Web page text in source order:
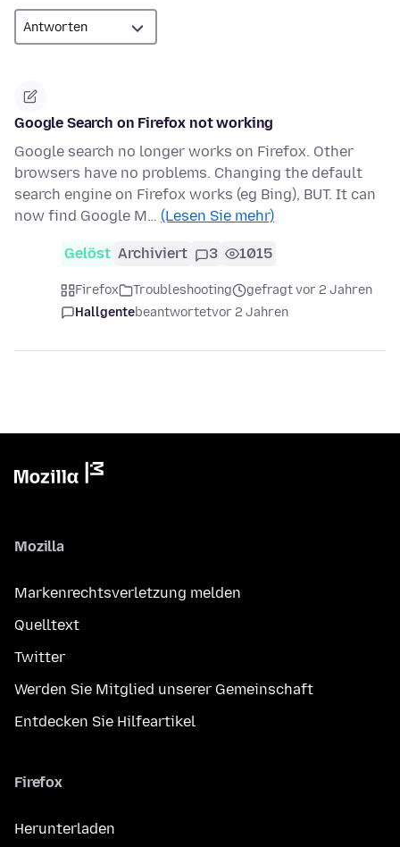
Google Search on Firefox not working
Google search no longer works on Firefox. Other
browsers have no problems. Changing the default
search engine on Firefox works (eg Bing), BUT. It can
now find Google M… (Lesen Sie mehr)
Gelöst Archiviert 3 1015
Firefox Troubleshooting
gefragt vor 2 Jahren
Hallgentebeantwortetvor 2 Jahren
Mozilla
Markenrechtsverletzung melden
Quelltext
Twitter
Werden Sie Mitglied unserer Gemeinschaft
Entdecken Sie Hilfeartikel
Firefox
Herunterladen